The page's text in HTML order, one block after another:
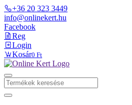
+36 20 323 3449
info@onlinekert.hu
Facebook
Reg
Login
Kosár0 Ft